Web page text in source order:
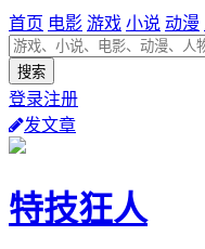
首页 电影 游戏 小说 动漫
登录注册
发文章
特技狂人